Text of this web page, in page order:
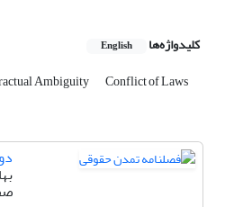
کلیدواژه‌ها English
Ambiguity Conflict of Laws